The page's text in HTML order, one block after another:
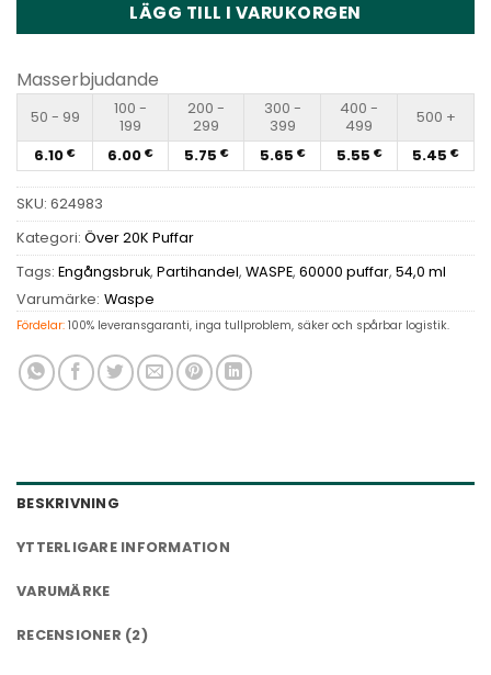
LÄGG TILL I VARUKORGEN
Masserbjudande
50 - 99
100 -
199
200 -
299
300 -
399
400 -
499
500 +
6.10 € 6.00 € 5.75 € 5.65 € 5.55 € 5.45 €
SKU: 624983
Kategori: Över 20K Puffar
Tags: Engångsbruk, Partihandel, WASPE, 60000 puffar, 54,0 ml
Varumärke: Waspe
Fördelar: 100% leveransgaranti, inga tullproblem, säker och spårbar logistik.
BESKRIVNING
YTTERLIGARE INFORMATION
VARUMÄRKE
RECENSIONER (2)